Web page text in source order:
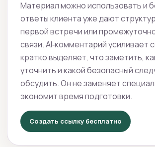
Материал можно использовать и
ответы клиента уже дают
первой встречи или
связи. AI‑комментарий усиливает
кратко выделяет, что заметить,
уточнить и какой безопасный
обсудить. Он не заменяет
экономит время подготовки.
Создать ссылку бесплатно